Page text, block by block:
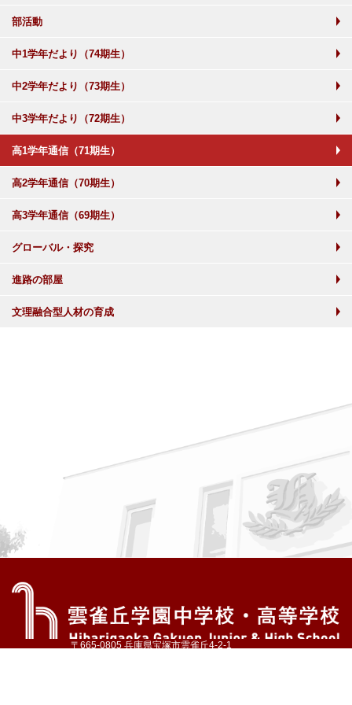
部活動
中1学年だより（74期生）
中2学年だより（73期生）
中3学年だより（72期生）
高1学年通信（71期生）
高2学年通信（70期生）
高3学年通信（69期生）
グローバル・探究
進路の部屋
文理融合型人材の育成
〒665-0805 兵庫県宝塚市雲雀丘4-2-1